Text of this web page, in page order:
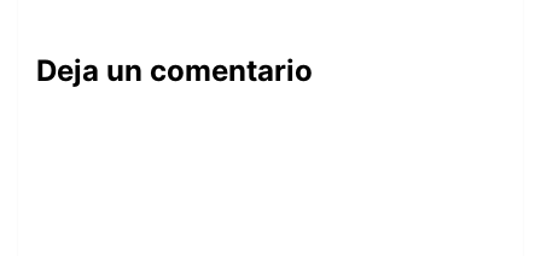
Deja un comentario